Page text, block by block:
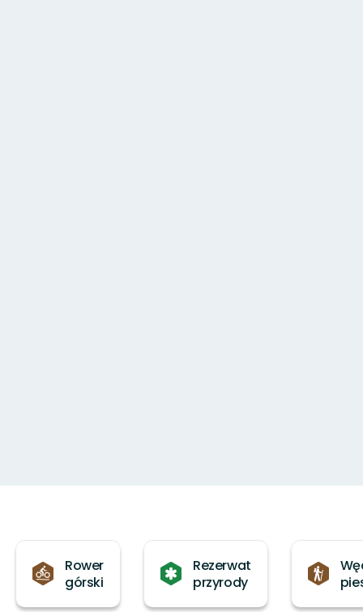
Rower
górski
Rezerwat
przyrody